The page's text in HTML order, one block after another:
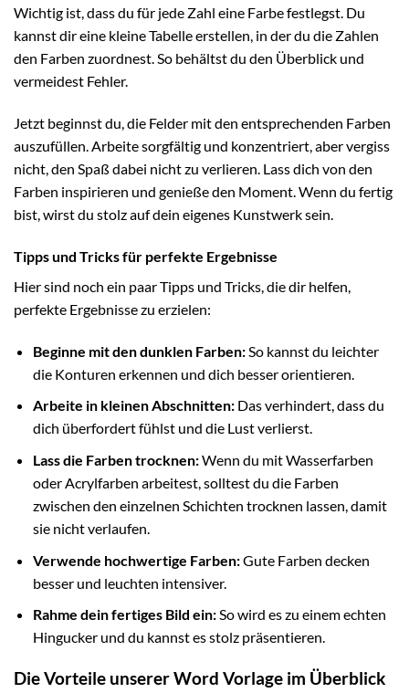
Wichtig ist, dass du für jede Zahl eine Farbe festlegst. Du
kannst dir eine kleine Tabelle erstellen, in der du die Zahlen
den Farben zuordnest. So behältst du den Überblick und
vermeidest Fehler.
Jetzt beginnst du, die Felder mit den entsprechenden Farben
auszufüllen. Arbeite sorgfältig und konzentriert, aber vergiss
nicht, den Spaß dabei nicht zu verlieren. Lass dich von den
Farben inspirieren und genieße den Moment. Wenn du fertig
bist, wirst du stolz auf dein eigenes Kunstwerk sein.
Tipps und Tricks für perfekte Ergebnisse
Hier sind noch ein paar Tipps und Tricks, die dir helfen,
perfekte Ergebnisse zu erzielen:
Beginne mit den dunklen Farben:So kannst du leichter
die Konturen erkennen und dich besser orientieren.
Arbeite in kleinen Abschnitten:Das verhindert, dass du
dich überfordert fühlst und die Lust verlierst.
Lass die Farben trocknen:Wenn du mit Wasserfarben
oder Acrylfarben arbeitest, solltest du die Farben
zwischen den einzelnen Schichten trocknen lassen, damit
sie nicht verlaufen.
Verwende hochwertige Farben:Gute Farben decken
besser und leuchten intensiver.
Rahme dein fertiges Bild ein:So wird es zu einem echten
Hingucker und du kannst es stolz präsentieren.
Die Vorteile unserer Word Vorlage im Überblick